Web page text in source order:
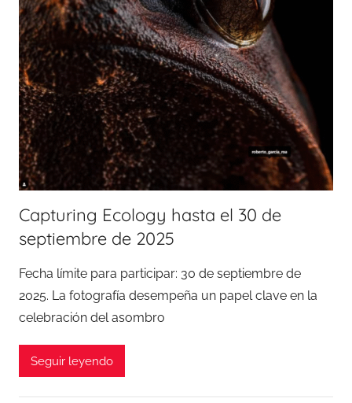
Capturing Ecology hasta el 30 de
septiembre de 2025
Fecha límite para participar: 30 de septiembre de
2025. La fotografía desempeña un papel clave en la
celebración del asombro
Seguir leyendo